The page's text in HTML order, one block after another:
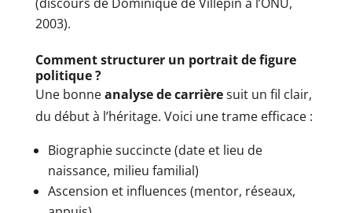
2003).
Comment structurer un portrait de figure
politique ?
Une bonneanalyse de carrièresuit un fil clair,
du début à l’héritage. Voici une trame efficace :
Biographie succincte (date et lieu de
naissance, milieu familial)
Ascension et influences (mentor, réseaux,